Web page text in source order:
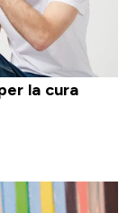
la cura